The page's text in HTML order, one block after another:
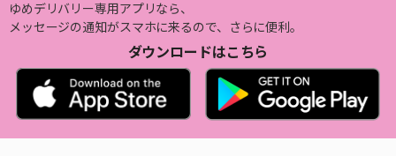
ゆめデリバリー専用アプリなら、
メッセージの通知がスマホに来るので、さらに便利。
ダウンロードはこちら